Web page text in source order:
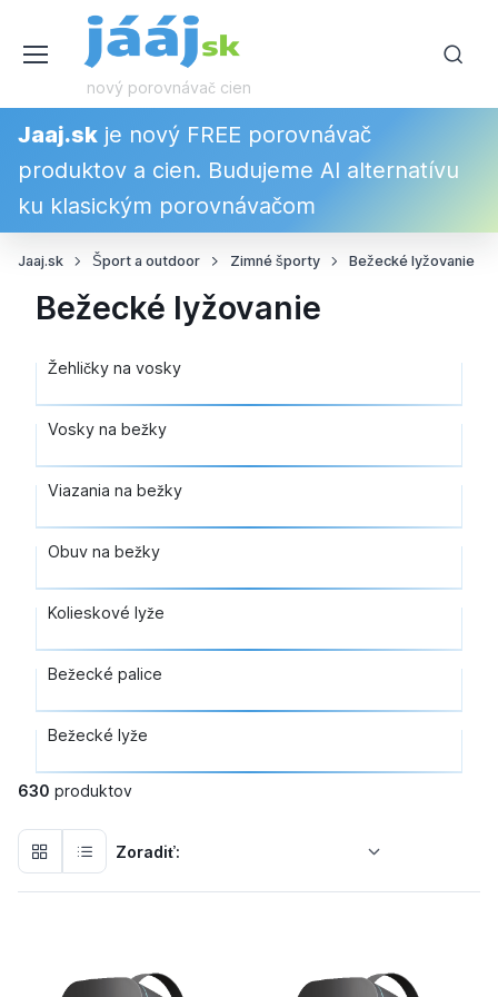
nový porovnávač cien
Jaaj.sk je nový FREE porovnávač
produktov a cien. Budujeme AI alternatívu
ku klasickým porovnávačom
Jaaj.sk Šport a outdoor Zimné športy Bežecké lyžovanie
Bežecké lyžovanie
Žehličky na vosky
Vosky na bežky
Viazania na bežky
Obuv na bežky
Kolieskové lyže
Bežecké palice
Bežecké lyže
630 produktov
Zoradiť: